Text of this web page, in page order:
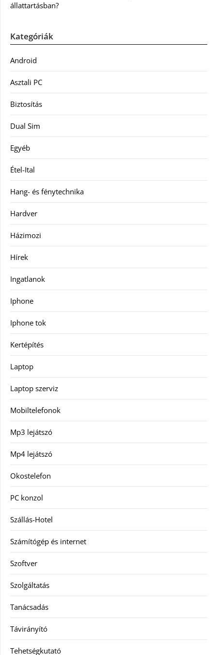
állattartásban?
Kategóriák
Android
Asztali PC
Biztosítás
Dual Sim
Egyéb
Étel-Ital
Hang- és fénytechnika
Hardver
Házimozi
Hírek
Ingatlanok
Iphone
Iphone tok
Kertépítés
Laptop
Laptop szerviz
Mobiltelefonok
Mp3 lejátszó
Mp4 lejátszó
Okostelefon
PC konzol
Szállás-Hotel
Számítógép és internet
Szoftver
Szolgáltatás
Tanácsadás
Távirányító
Tehetségkutató